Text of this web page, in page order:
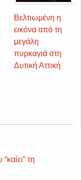
Βελτιωμένη η
εικόνα από τη
μεγάλη
πυρκαγιά στη
Δυτική Αττική
τη